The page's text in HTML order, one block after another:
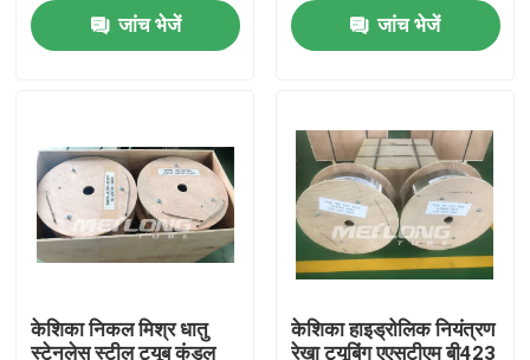
उत्पादों
वीडियो
हमारे बारे में
जांच भेजें
जांच भेजें
केशिका निकल मिश्र धातु
स्टेनलेस स्टील ट्यूब कुंडल
केशिका हाइड्रोलिक नियंत्रण
रेखा ट्यूबिंग एएसटीएम बी423